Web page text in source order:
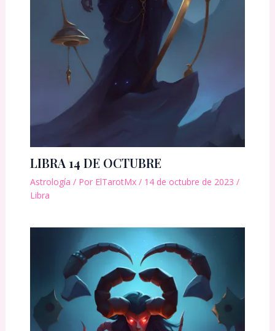
LIBRA 14 DE OCTUBRE
Astrología / Por ElTarotMx / 14 de octubre de 2023 /
Libra